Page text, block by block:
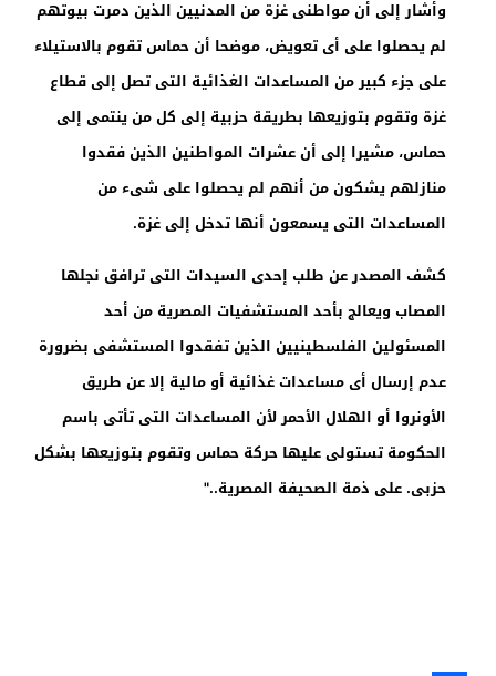
وأشار إلى أن مواطنى غزة من المدنيين الذين دمرت بيوتهم
لم يحصلوا على أى تعويض، موضحا أن حماس تقوم بالاستيلاء
على جزء كبير من المساعدات الغذائية التى تصل إلى قطاع
غزة وتقوم بتوزيعها بطريقة حزبية إلى كل من ينتمى إلى
حماس، مشيرا إلى أن عشرات المواطنين الذين فقدوا
منازلهم يشكون من أنهم لم يحصلوا على شىء من
المساعدات التى يسمعون أنها تدخل إلى غزة.
كشف المصدر عن طلب إحدى السيدات التى ترافق نجلها
المصاب ويعالج بأحد المستشفيات المصرية من أحد
المسئولين الفلسطينيين الذين تفقدوا المستشفى بضرورة
عدم إرسال أى مساعدات غذائية أو مالية إلا عن طريق
الأونروا أو الهلال الأحمر لأن المساعدات التى تأتى باسم
الحكومة تستولى عليها حركة حماس وتقوم بتوزيعها بشكل
حزبى. على ذمة الصحيفة المصرية..
"